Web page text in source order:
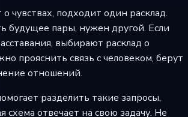
чувствах, подходит один расклад.
будущее пары, нужен другой. Если
выбирают расклад о
прояснить связь с человеком, берут
отношений.
разделить такие запросы,
схема отвечает на свою задачу. Не